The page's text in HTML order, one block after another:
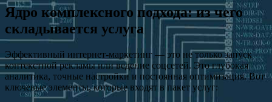
Ядро комплексного подхода: из чего
складывается услуга
Эффективный интернет-маркетинг — это не только запуск
контекстной рекламы или ведение соцсетей. Это глубокая
аналитика, точные настройки и постоянная оптимизация. Вот
ключевые элементы, которые входят в пакет услуг: